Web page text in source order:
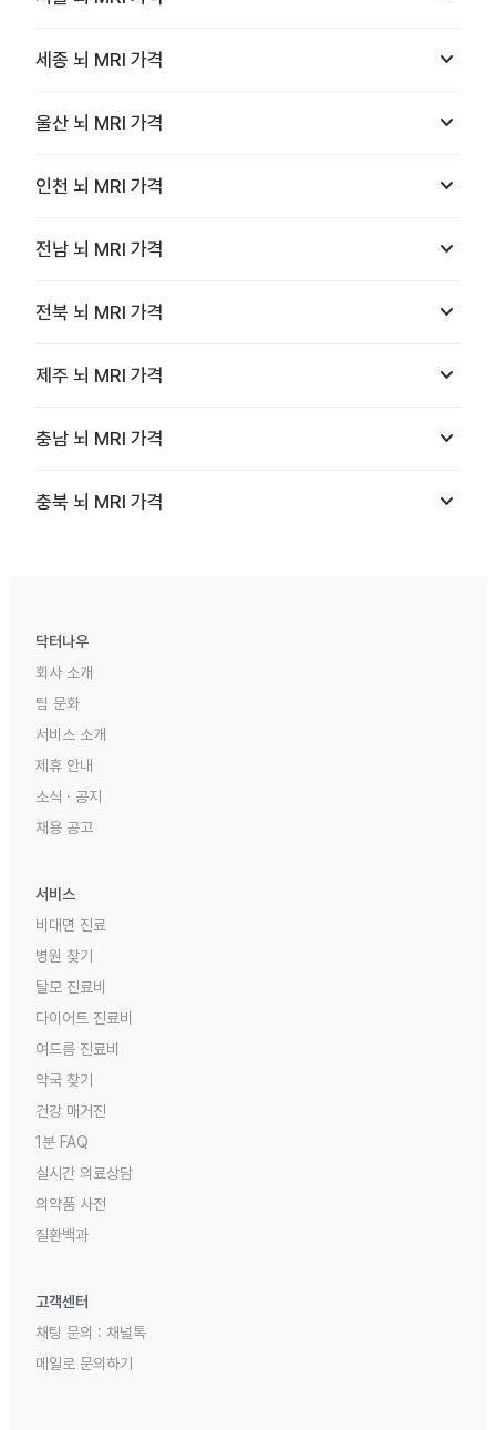
세종 뇌 MRI 가격 keyboard_arrow_down
울산 뇌 MRI 가격 keyboard_arrow_down
인천 뇌 MRI 가격 keyboard_arrow_down
전남 뇌 MRI 가격 keyboard_arrow_down
전북 뇌 MRI 가격 keyboard_arrow_down
제주 뇌 MRI 가격 keyboard_arrow_down
충남 뇌 MRI 가격 keyboard_arrow_down
충북 뇌 MRI 가격 keyboard_arrow_down
닥터나우
회사 소개
팀 문화
서비스 소개
제휴 안내
소식 · 공지
채용 공고
서비스
비대면 진료
병원 찾기
탈모 진료비
다이어트 진료비
여드름 진료비
약국 찾기
건강 매거진
1분 FAQ
실시간 의료상담
의약품 사전
질환백과
고객센터
채팅 문의 : 채널톡
메일로 문의하기